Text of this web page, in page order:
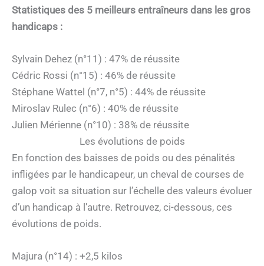
Statistiques des 5 meilleurs entraîneurs dans les gros
handicaps :
Sylvain Dehez (n°11) : 47% de réussite
Cédric Rossi (n°15) : 46% de réussite
Stéphane Wattel (n°7, n°5) : 44% de réussite
Miroslav Rulec (n°6) : 40% de réussite
Julien Mérienne (n°10) : 38% de réussite
Les évolutions de poids
En fonction des baisses de poids ou des pénalités
infligées par le handicapeur, un cheval de courses de
galop voit sa situation sur l’échelle des valeurs évoluer
d’un handicap à l’autre. Retrouvez, ci-dessous, ces
évolutions de poids.
Majura (n°14) : +2,5 kilos